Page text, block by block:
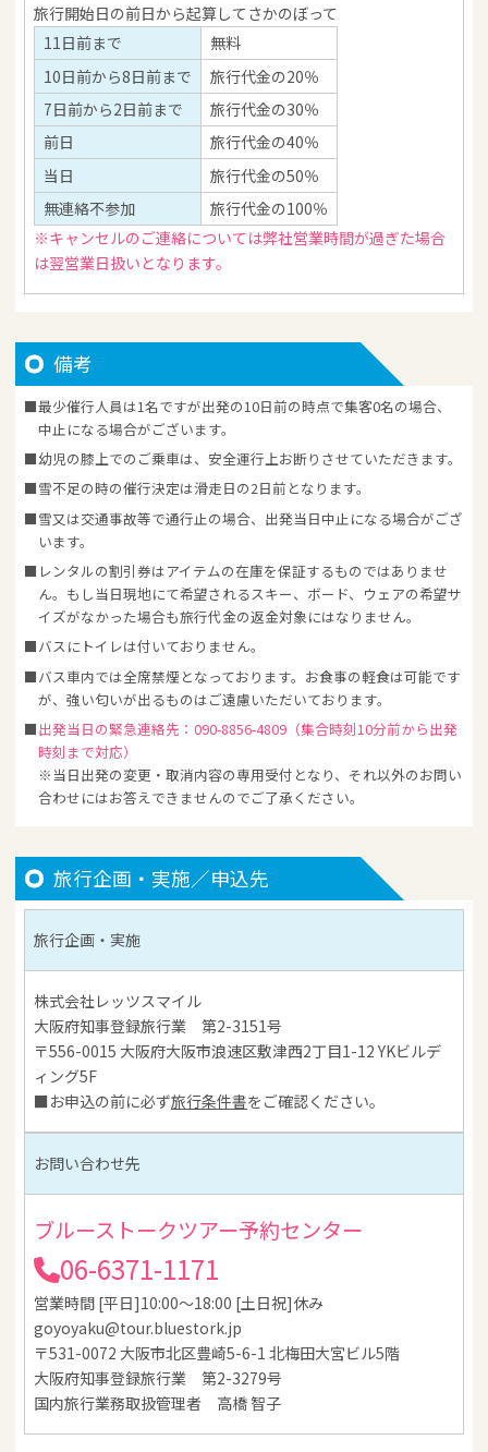
旅行開始日の前日から起算してさかのぼって
11日前まで
無料
10日前から8日前まで
旅行代金の20％
7日前から2日前まで
旅行代金の30％
前日
旅行代金の40％
当日
旅行代金の50％
無連絡不参加
旅行代金の100％
※キャンセルのご連絡については弊社営業時間が過ぎた場合
は翌営業日扱いとなります。
備考
最少催行人員は1名ですが出発の10日前の時点で集客0名の場合、
中止になる場合がございます。
幼児の膝上でのご乗車は、安全運行上お断りさせていただきます。
雪不足の時の催行決定は滑走日の2日前となります。
雪又は交通事故等で通行止の場合、出発当日中止になる場合がござ
います。
レンタルの割引券はアイテムの在庫を保証するものではありませ
ん。もし当日現地にて希望されるスキー、ボード、ウェアの希望サ
イズがなかった場合も旅行代金の返金対象にはなりません。
バスにトイレは付いておりません。
バス車内では全席禁煙となっております。お食事の軽食は可能です
が、強い匂いが出るものはご遠慮いただいております。
出発当日の緊急連絡先：090-8856-4809（集合時刻10分前から出発
時刻まで対応）
※当日出発の変更・取消内容の専用受付となり、それ以外のお問い
合わせにはお答えできませんのでご了承ください。
旅行企画・実施／申込先
旅行企画・実施
株式会社レッツスマイル
大阪府知事登録旅行業 第2-3151号
〒556-0015 大阪府大阪市浪速区敷津西2丁目1-12 YKビルデ
ィング5F
■お申込の前に必ず旅行条件書をご確認ください。
お問い合わせ先
ブルーストークツアー予約センター
06-6371-1171
営業時間 [平日]10:00～18:00 [土日祝]休み
goyoyaku@tour.bluestork.jp
〒531-0072 大阪市北区豊崎5-6-1 北梅田大宮ビル5階
大阪府知事登録旅行業 第2-3279号
国内旅行業務取扱管理者 高橋 智子